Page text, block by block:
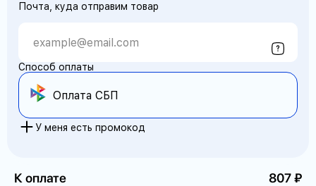
Почта, куда отправим товар
Способ оплаты
Оплата СБП
У меня есть промокод
К оплате 807